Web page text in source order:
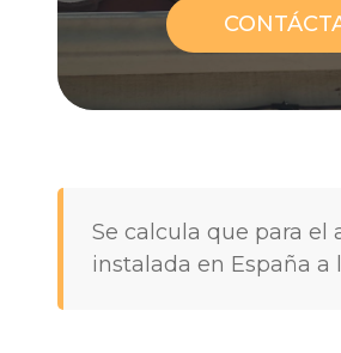
Se calcula que para el
instalada en España a